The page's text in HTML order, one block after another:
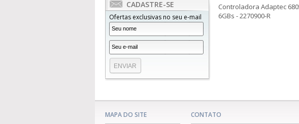
CADASTRE-SE
Ofertas exclusivas no seu e-mail
Controladora Adaptec
6GBs - 2270900-R
MAPA DO SITE CONTATO